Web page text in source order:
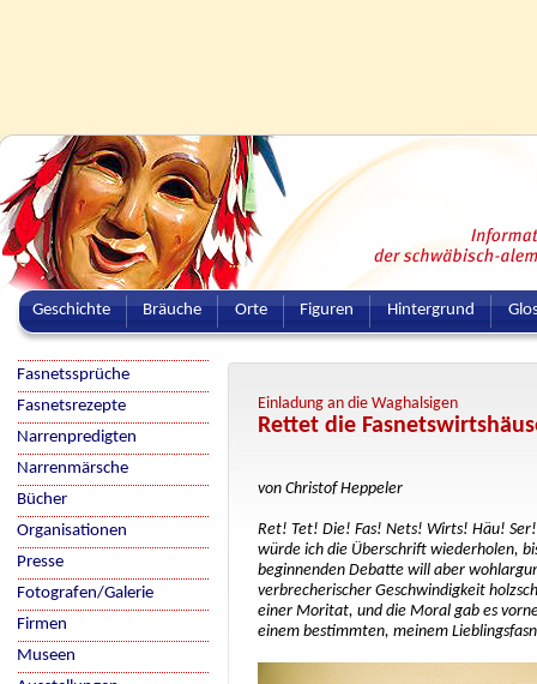
Geschichte Bräuche Orte Figuren Hintergrund
Einladung an die Waghalsigen
Rettet die
von Christof Heppeler
Ret! Tet! Die! Fas! Nets! Wirts! Häu!
würde ich die Überschrift wiederholen,
beginnenden Debatte will aber
verbrecherischer Geschwindigkeit
einer Moritat, und die Moral gab es
einem bestimmten, meinem
Fasnetssprüche
Fasnetsrezepte
Narrenpredigten
Narrenmärsche
Bücher
Organisationen
Presse
Fotografen/Galerie
Firmen
Museen